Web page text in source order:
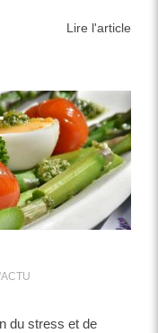
Lire l'article
du stress et de